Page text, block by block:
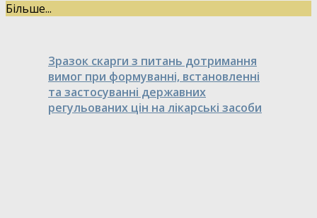
Більше...
Зразок скарги з питань дотримання
вимог при формуванні, встановленні
та застосуванні державних
регульованих цін на лікарські засоби